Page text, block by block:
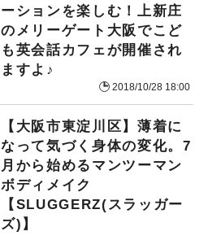
ーションを楽しむ！上新庄
のメリーゲート大阪でこど
も英会話カフェが開催され
ますよ♪
2018/10/28 18:00
【大阪市東淀川区】薄着に
なって気づく身体の変化。7
月から始めるマンツーマン
ボディメイク
【SLUGGERZ(スラッガー
ズ)】